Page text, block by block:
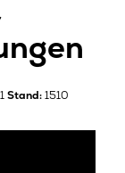
Stand:1510